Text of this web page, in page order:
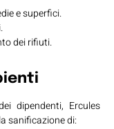
e superfici.
dei rifiuti.
dipendenti, Ercules
sanificazione di: